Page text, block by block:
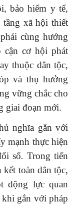
bảo hiểm y tế,
xã hội thiết
cùng hướng
cận cơ hội phát
thuộc dân tộc,
và thụ hưởng
vững chắc cho
giai đoạn mới.
nghĩa gắn với
mạnh thực hiện
số.Trong tiến
toàn dân tộc,
động lực quan
gắn với pháp